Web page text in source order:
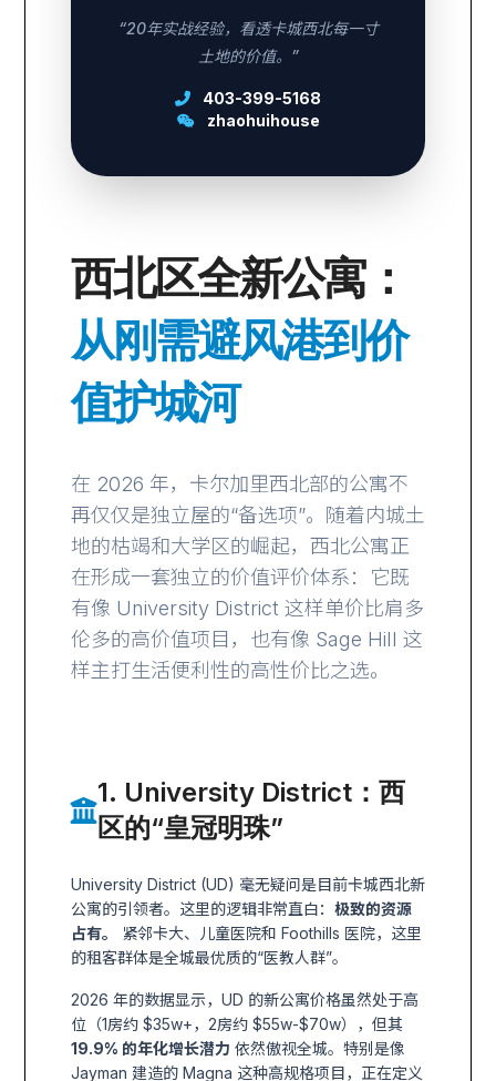
“20年实战经验，看透卡城西北每一寸
土地的价值。”
403-399-5168
zhaohuihouse
西北区全新公寓：
从刚需避风港到价
值护城河
在 2026 年，卡尔加里西北部的公寓不
再仅仅是独立屋的“备选项”。随着内城土
地的枯竭和大学区的崛起，西北公寓正
在形成一套独立的价值评价体系：它既
有像 University District 这样单价比肩多
伦多的高价值项目，也有像 Sage Hill 这
样主打生活便利性的高性价比之选。
1. University District：西
区的“皇冠明珠”
University District (UD) 毫无疑问是目前卡城西北新
公寓的引领者。这里的逻辑非常直白： 极致的资源
占有。
紧邻卡大、儿童医院和 Foothills 医院，这里
的租客群体是全城最优质的“医教人群”。
2026 年的数据显示，UD 的新公寓价格虽然处于高
位（1房约 $35w+，2房约 $55w-$70w），但其
19.9% 的年化增长潜力 依然傲视全城。特别是像
Jayman 建造的 Magna 这种高规格项目，正在定义